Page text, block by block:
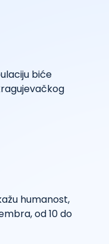
biće
humanost,
od 10 do